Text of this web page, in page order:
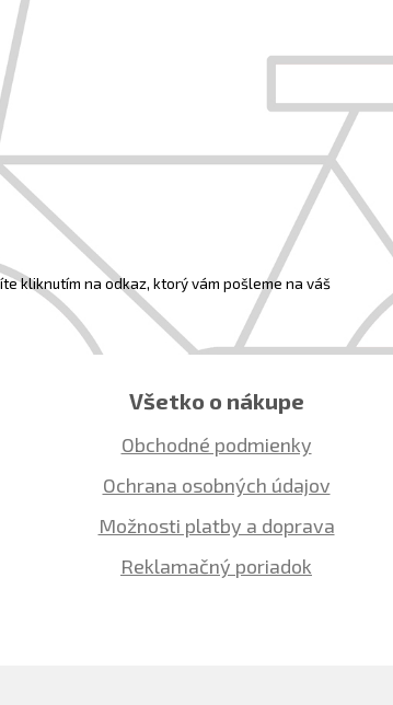
kliknutím na odkaz, ktorý vám pošleme na váš
Všetko o nákupe
Obchodné podmienky
Ochrana osobných údajov
Možnosti platby a doprava
Reklamačný poriadok